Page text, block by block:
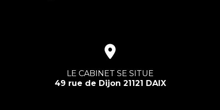
LE CABINET SE SITUE
49 rue de Dijon 21121 DAIX